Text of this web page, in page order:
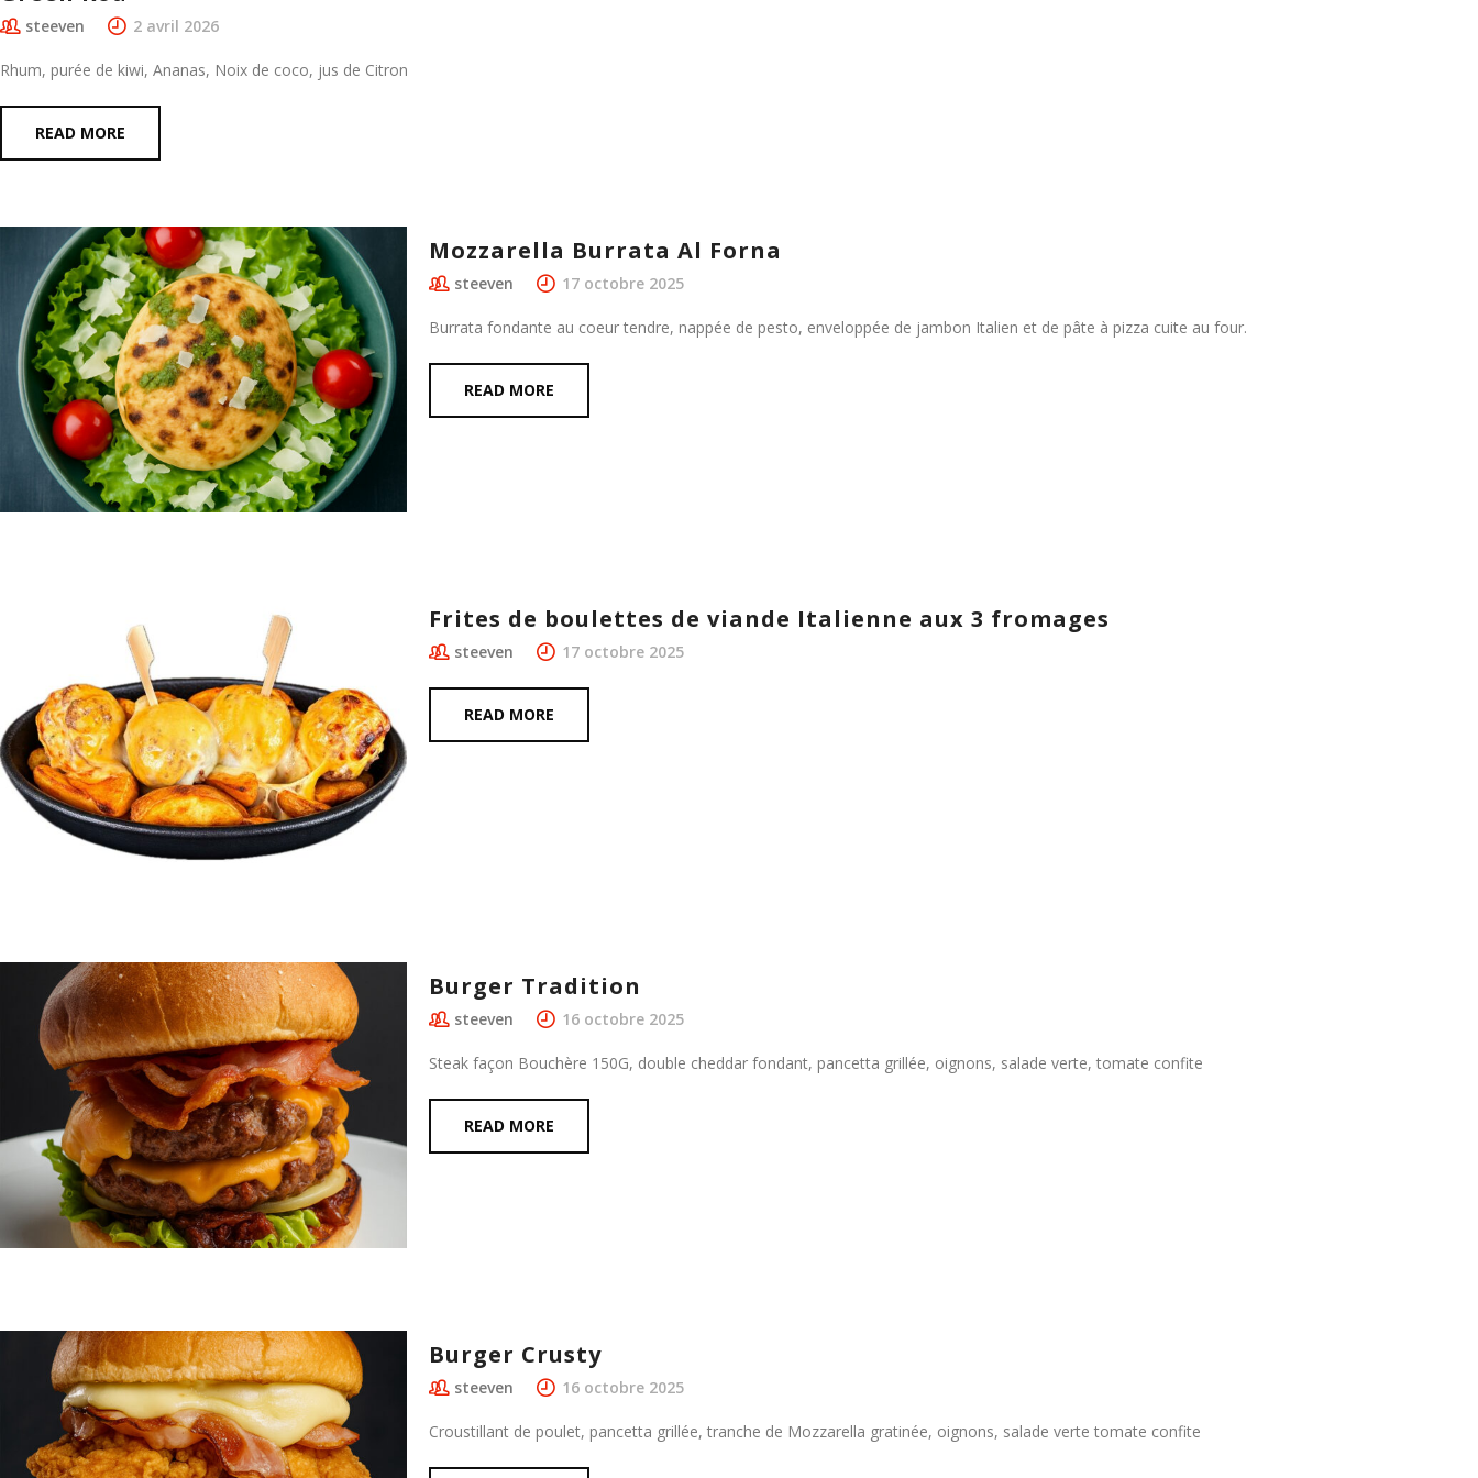
steeven 2 avril 2026
Rhum, purée de kiwi, Ananas, Noix de coco, jus de Citron
READ MORE
Mozzarella Burrata Al Forna
steeven 17 octobre 2025
Burrata fondante au coeur tendre, nappée de pesto, enveloppée de jambon Italien et de pâte à pizza cuite au four.
READ MORE
Frites de boulettes de viande Italienne aux 3 fromages
steeven 17 octobre 2025
READ MORE
Burger Tradition
steeven 16 octobre 2025
Steak façon Bouchère 150G, double cheddar fondant, pancetta grillée, oignons, salade verte, tomate confite
READ MORE
Burger Crusty
steeven 16 octobre 2025
Croustillant de poulet, pancetta grillée, tranche de Mozzarella gratinée, oignons, salade verte tomate confite